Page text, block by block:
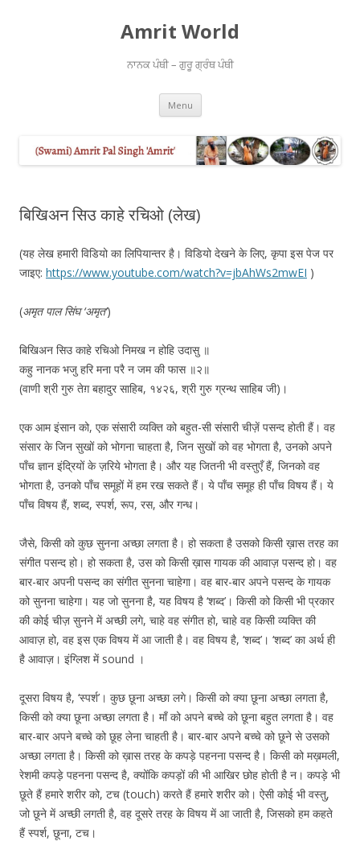
Amrit World
ਨਾਨਕ ਪੰਥੀ – ਗੁਰੂ ਗ੍ਰੰਥ ਪੰਥੀ
Menu Skip
content
बिखिअन सिउ काहे रचिओ (लेख)
(यह लेख हमारी विडियो का लिपियान्तर है। विडियो देखने के लिए, कृपा इस पेज पर
जाइए: https://www.youtube.com/watch?v=jbAhWs2mwEI )
(अमृत पाल सिंघ ‘अमृत’)
बिखिअन सिउ काहे रचिओ निमख न होहि उदासु ॥
कहु नानक भजु हरि मना परै न जम की फास ॥२॥
(वाणी श्री गुरु तेग़ बहादुर साहिब, १४२६, श्री गुरु ग्रन्थ साहिब जी)।
एक आम इंसान को, एक संसारी व्यक्ति को बहुत-सी संसारी चीज़ें पसन्द होती हैं। वह
संसार के जिन सुखों को भोगना चाहता है, जिन सुखों को वह भोगता है, उनको अपने
पाँच ज्ञान इंद्रियों के ज़रिये भोगता है। और यह जितनी भी वस्तुएँ हैं, जिनको वह
भोगता है, उनको पाँच समूहों में हम रख सकते हैं। ये पाँच समूह ही पाँच विषय हैं। ये
पाँच विषय हैं, शब्द, स्पर्श, रूप, रस, और गन्ध।
जैसे, किसी को कुछ सुनना अच्छा लगता है। हो सकता है उसको किसी ख़ास तरह का
संगीत पसन्द हो। हो सकता है, उस को किसी ख़ास गायक की आवाज़ पसन्द हो। वह
बार-बार अपनी पसन्द का संगीत सुनना चाहेगा। वह बार-बार अपने पसन्द के गायक
को सुनना चाहेगा। यह जो सुनना है, यह विषय है ‘शब्द’। किसी को किसी भी प्रकार
की कोई चीज़ सुनने में अच्छी लगे, चाहे वह संगीत हो, चाहे वह किसी व्यक्ति की
आवाज़ हो, वह इस एक विषय में आ जाती है। वह विषय है, ‘शब्द’। ‘शब्द’ का अर्थ ही
है आवाज़। इंग्लिश में sound ।
दूसरा विषय है, ‘स्पर्श’। कुछ छूना अच्छा लगे। किसी को क्या छूना अच्छा लगता है,
किसी को क्या छूना अच्छा लगता है। माँ को अपने बच्चे को छूना बहुत लगता है। वह
बार-बार अपने बच्चे को छूह लेना चाहती है। बार-बार अपने बच्चे को छूने से उसको
अच्छा लगता है। किसी को ख़ास तरह के कपड़े पहनना पसन्द है। किसी को मख़मली,
रेशमी कपड़े पहनना पसन्द है, क्योंकि कपड़ों की भी आखिर छोह होती है न। कपड़े भी
छूते हैं हमारे शरीर को, टच (touch) करते हैं हमारे शरीर को। ऐसी कोई भी वस्तु,
जो छूने में अच्छी लगती है, वह दूसरे तरह के विषय में आ जाती है, जिसको हम कहते
हैं स्पर्श, छूना, टच।